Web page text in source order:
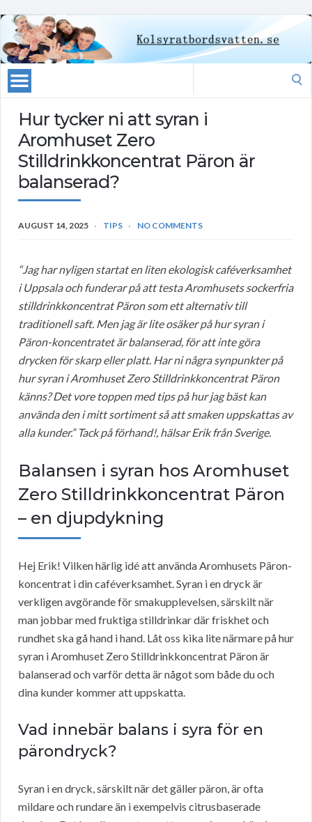
Hur tycker ni att syran i
Aromhuset Zero
Stilldrinkkoncentrat Päron är
balanserad?
AUGUST 14, 2025 TIPS NO COMMENTS
“Jag har nyligen startat en liten ekologisk caféverksamhet
i Uppsala och funderar på att testa Aromhusets sockerfria
stilldrinkkoncentrat Päron som ett alternativ till
traditionell saft. Men jag är lite osäker på hur syran i
Päron-koncentratet är balanserad, för att inte göra
drycken för skarp eller platt. Har ni några synpunkter på
hur syran i Aromhuset Zero Stilldrinkkoncentrat Päron
känns? Det vore toppen med tips på hur jag bäst kan
använda den i mitt sortiment så att smaken uppskattas av
alla kunder.” Tack på förhand!, hälsar Erik från Sverige.
Balansen i syran hos Aromhuset
Zero Stilldrinkkoncentrat Päron
– en djupdykning
Hej Erik! Vilken härlig idé att använda Aromhusets Päron-
koncentrat i din caféverksamhet. Syran i en dryck är
verkligen avgörande för smakupplevelsen, särskilt när
man jobbar med fruktiga stilldrinkar där friskhet och
rundhet ska gå hand i hand. Låt oss kika lite närmare på hur
syran i Aromhuset Zero Stilldrinkkoncentrat Päron är
balanserad och varför detta är något som både du och
dina kunder kommer att uppskatta.
Vad innebär balans i syra för en
pärondryck?
Syran i en dryck, särskilt när det gäller päron, är ofta
mildare och rundare än i exempelvis citrusbaserade